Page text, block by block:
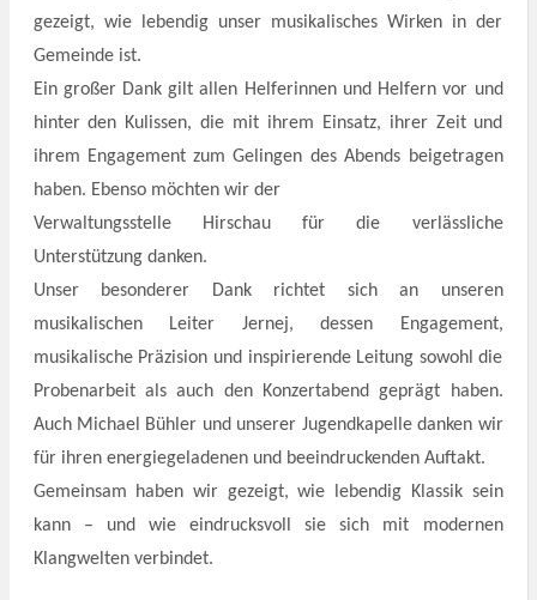
gezeigt, wie lebendig unser musikalisches Wirken in der
Gemeinde ist.
Ein großer Dank gilt allen Helferinnen und Helfern vor und
hinter den Kulissen, die mit ihrem Einsatz, ihrer Zeit und
ihrem Engagement zum Gelingen des Abends beigetragen
haben. Ebenso möchten wir der
Verwaltungsstelle Hirschau für die verlässliche
Unterstützung danken.
Unser besonderer Dank richtet sich an unseren
musikalischen Leiter Jernej, dessen Engagement,
musikalische Präzision und inspirierende Leitung sowohl die
Probenarbeit als auch den Konzertabend geprägt haben.
Auch Michael Bühler und unserer Jugendkapelle danken wir
für ihren energiegeladenen und beeindruckenden Auftakt.
Gemeinsam haben wir gezeigt, wie lebendig Klassik sein
kann – und wie eindrucksvoll sie sich mit modernen
Klangwelten verbindet.